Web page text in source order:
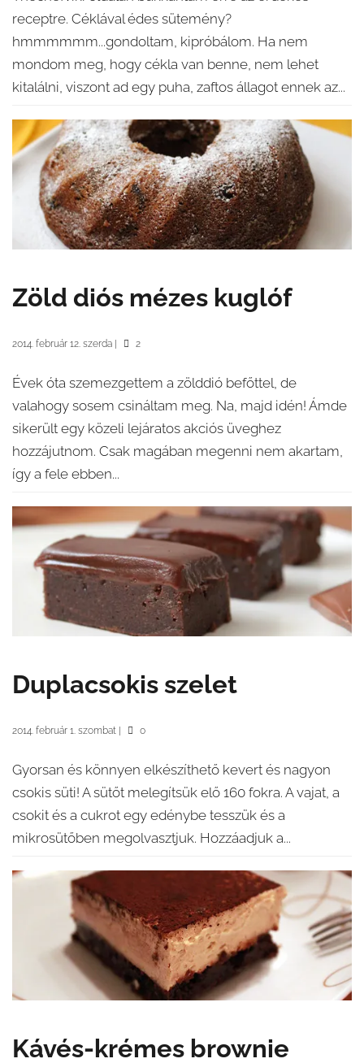
receptre. Céklával édes sütemény?
hmmmmmm...gondoltam, kipróbálom. Ha nem
mondom meg, hogy cékla van benne, nem lehet
kitalálni, viszont ad egy puha, zaftos állagot ennek az...
Zöld diós mézes kuglóf
2014. február 12. szerda 2
Évek óta szemezgettem a zölddió befőttel, de
valahogy sosem csináltam meg. Na, majd idén! Ámde
sikerült egy közeli lejáratos akciós üveghez
hozzájutnom. Csak magában megenni nem akartam,
így a fele ebben...
Duplacsokis szelet
2014. február 1. szombat 0
Gyorsan és könnyen elkészíthető kevert és nagyon
csokis süti! A sütőt melegítsük elő 160 fokra. A vajat, a
csokit és a cukrot egy edénybe tesszük és a
mikrosütőben megolvasztjuk. Hozzáadjuk a...
Kávés-krémes brownie